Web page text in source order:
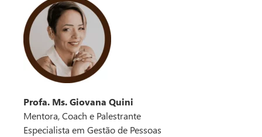
Profa. Ms. Giovana Quini
Mentora, Coach e Palestrante
Especialista em Gestão de Pessoas